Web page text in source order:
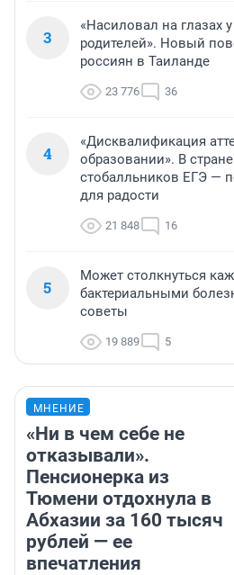
3
«Насиловал на глазах
родителей». Новый
россиян в Таиланде
23 776 36
4
«Дисквалификация
образовании». В
стобалльников ЕГЭ —
для радости
21 848 16
5
Может столкнуться
бактериальными
советы
19 889 5
МНЕНИЕ
«Ни в чем себе не
отказывали».
Пенсионерка из
Тюмени отдохнула в
Абхазии за 160 тысяч
рублей — ее
впечатления